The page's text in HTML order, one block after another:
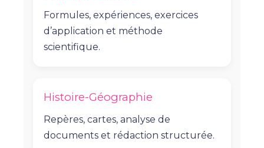
Formules, expériences, exercices
d’application et méthode
scientifique.
Histoire-Géographie
Repères, cartes, analyse de
documents et rédaction structurée.